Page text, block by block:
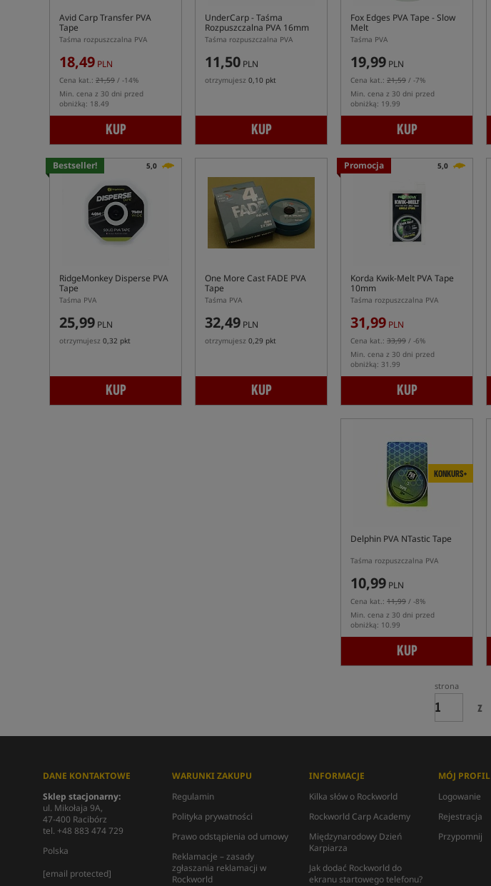
Avid Carp Transfer PVA
Tape
Taśma rozpuszczalna PVA
18,49 PLN
Cena kat.: 21,59 / -14%
Min. cena z 30 dni przed
obniżką: 18.49
KUP
UnderCarp- Taśma
Rozpuszczalna PVA 16mm
20m
Taśma rozpuszczalna PVA
11,50 PLN
otrzymujesz 0,10 pkt
KUP
Fox Edges PVA Tape - Slow
Melt
Taśma PVA
19,99 PLN
Cena kat.: 21,59 / -7%
Min. cena z 30 dni przed
obniżką: 19.99
KUP
Bestseller! 5,0
RidgeMonkey Disperse PVA
Tape
Taśma PVA
25,99 PLN
otrzymujesz 0,32 pkt
KUP
One More Cast FADE PVA
Tape
Taśma PVA
32,49 PLN
otrzymujesz 0,29 pkt
KUP
Promocja 5,0
Korda Kwik-Melt PVA Tape
10mm
Taśma rozpuszczalna PVA
31,99 PLN
Cena kat.: 33,99 / -6%
Min. cena z 30 dni przed
obniżką: 31.99
KUP
KONKURS+
Delphin PVA NTastic Tape
Taśma rozpuszczalna PVA
10,99 PLN
Cena kat.: 11,99 / -8%
Min. cena z 30 dni przed
obniżką: 10.99
KUP
strona
z
DANE KONTAKTOWE
Sklep stacjonarny:
ul. Mikołaja 9A,
47-400 Racibórz
tel. +48 883 474 729
Polska
[email protected]
WARUNKI ZAKUPU
Regulamin
Polityka prywatności
Prawo odstąpienia od umowy
Reklamacje – zasady
zgłaszania reklamacji w
Rockworld
INFORMACJE
Kilka słów o Rockworld
Rockworld Carp Academy
Międzynarodowy Dzień
Karpiarza
Jak dodać Rockworld do
ekranu startowego telefonu?
MÓJ PROFIL
Logowanie
Rejestracja
Przypomnij